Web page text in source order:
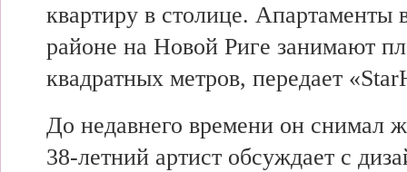
квартиру в столице. Апартаменты
районе на Новой Риге занимают
квадратных метров, передает
До недавнего времени он снимал
38-летний артист обсуждает с